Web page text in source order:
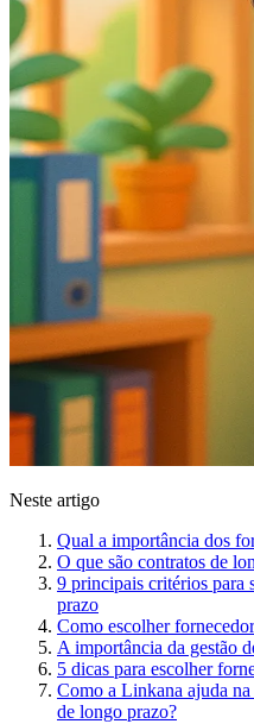
Neste artigo
Qual a importância dos
O que são contratos de
9 principais critérios para
prazo
Como escolher
A importância da gestão
5 dicas para escolher
Como a Linkana ajuda
de longo prazo?